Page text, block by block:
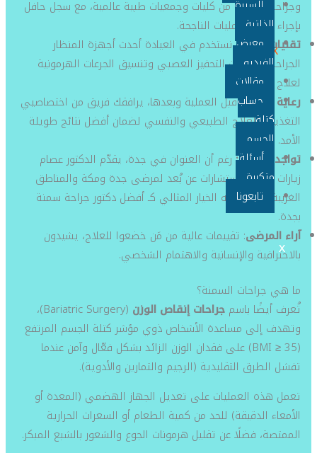
X
السيرة
الذاتية
معرض
الفيديو
مقالات
حساب
كتلة
الجسم
أسئلة
متكررة
تابعونا
X
وجراحة السمنة من كليات وجمعيات طبية عالمية، مع سجل حافل
بإجراء مئات العمليات الناجحة.
تقنيات حديثة: نستخدم في العيادة أحدث أجهزة المنظار
الجراحي وتقنيات التحفيز العصبي وتنسيق الجرعات الهرمونية
لعلاج السمنة.
رعاية شاملة: قبل العملية وبعدها، يرافقك فريق من اختصاصيي
التغذية والعلاج الطبيعي والنفسي لضمان أفضل نتائج طويلة
الأمد.
تواجد مستمر: رغم أن العنوان في جدة، يقدّم الدكتور عصام
زيارات دورية واستشارات عن بُعد لمرضى جدة ومكة والمناطق
الغربية، مما يجعله الخيار المثالي كـ أفضل دكتور جراحة سمنة
بجدة.
آراء المرضى: تقييمات عالية من مَن خضعوا للعلاج، يشيدون
بالاحترافية والإنسانية والاهتمام الشخصي.
ما هي جراحات السمنة؟
تُعرف أيضًا باسمجراحات إنقاص الوزن
(Bariatric Surgery)،
وتهدف إلى مساعدة الأشخاص ذوي مؤشر كتلة الجسم المرتفع
(BMI ≥ 35) على فقدان الوزن الزائد بشكل فعّال وآمن عندما
تفشل الطرق التقليدية (الرجيم والتمارين والأدوية).
تعمل هذه العمليات على تعديل الجهاز الهضمي (المعدة أو
الأمعاء الدقيقة) للحد من كمية الطعام أو السعرات الحرارية
الممتصة، فضلًا عن تقليل هرمونات الجوع والشعور بالشبع المبكر.